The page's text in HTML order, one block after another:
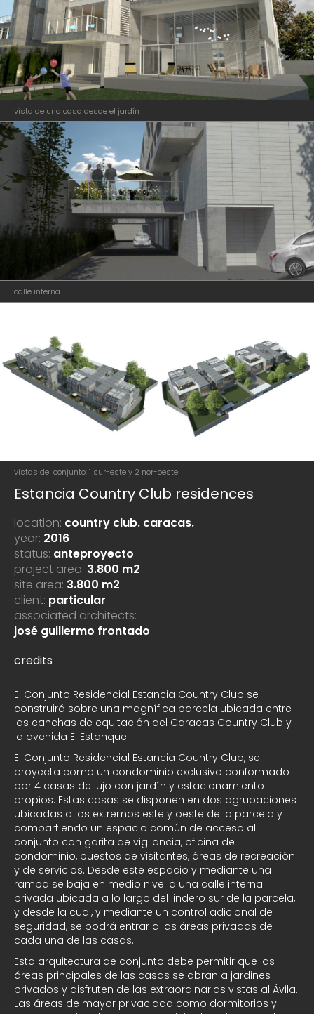
vista de una casa desde el jardín
calle interna
vistas del conjunto: 1 sur-este y 2 nor-oeste
Estancia Country Club residences
location: country club. caracas.
year: 2016
status: anteproyecto
project area: 3.800 m2
site area: 3.800 m2
client: particular
associated architects:
josé guillermo frontado
credits
El Conjunto Residencial Estancia Country Club se
construirá sobre una magnífica parcela ubicada entre
las canchas de equitación del Caracas Country Club y
la avenida El Estanque.
El Conjunto Residencial Estancia Country Club, se
proyecta como un condominio exclusivo conformado
por 4 casas de lujo con jardín y estacionamiento
propios. Estas casas se disponen en dos agrupaciones
ubicadas a los extremos este y oeste de la parcela y
compartiendo un espacio común de acceso al
conjunto con garita de vigilancia, oficina de
condominio, puestos de visitantes, áreas de recreación
y de servicios. Desde este espacio y mediante una
rampa se baja en medio nivel a una calle interna
privada ubicada a lo largo del lindero sur de la parcela,
y desde la cual, y mediante un control adicional de
seguridad, se podrá entrar a las áreas privadas de
cada una de las casas.
Esta arquitectura de conjunto debe permitir que las
áreas principales de las casas se abran a jardines
privados y disfruten de las extraordinarias vistas al Ávila.
Las áreas de mayor privacidad como dormitorios y